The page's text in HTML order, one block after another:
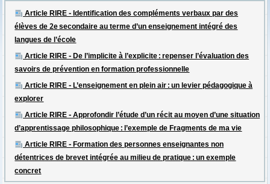
Article RIRE - Identification des compléments verbaux par des
élèves de 2e secondaire au terme d’un enseignement intégré des
langues de l’école
Article RIRE - De l’implicite à l’explicite : repenser l’évaluation des
savoirs de prévention en formation professionnelle
Article RIRE - L’enseignement en plein air : un levier pédagogique à
explorer
Article RIRE - Approfondir l’étude d’un récit au moyen d’une situation
d’apprentissage philosophique : l’exemple de Fragments de ma vie
Article RIRE - Formation des personnes enseignantes non
détentrices de brevet intégrée au milieu de pratique : un exemple
concret